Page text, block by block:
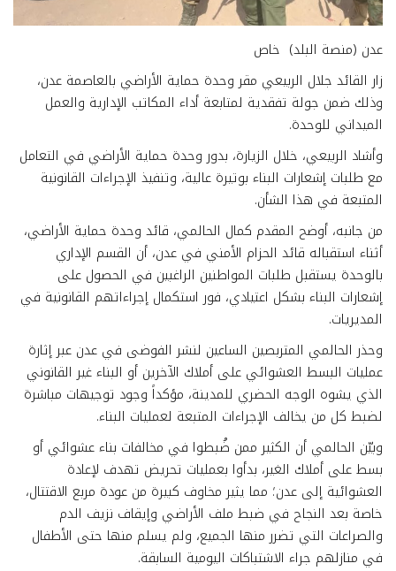
عدن (منصة البلد) خاص
زار القائد جلال الربيعي مقر وحدة حماية الأراضي بالعاصمة عدن،
وذلك ضمن جولة تفقدية لمتابعة أداء المكاتب الإدارية والعمل
الميداني للوحدة.
​وأشاد الربيعي، خلال الزيارة، بدور وحدة حماية الأراضي في التعامل
مع طلبات إشعارات البناء بوتيرة عالية، وتنفيذ الإجراءات القانونية
المتبعة في هذا الشأن.
​من جانبه، أوضح المقدم كمال الحالمي، قائد وحدة حماية الأراضي،
أثناء استقباله قائد الحزام الأمني في عدن، أن القسم الإداري
بالوحدة يستقبل طلبات المواطنين الراغبين في الحصول على
إشعارات البناء بشكل اعتيادي، فور استكمال إجراءاتهم القانونية في
المديريات.
​وحذر الحالمي المتربصين الساعين لنشر الفوضى في عدن عبر إثارة
عمليات البسط العشوائي على أملاك الآخرين أو البناء غير القانوني
الذي يشوه الوجه الحضري للمدينة، مؤكداً وجود توجيهات مباشرة
لضبط كل من يخالف الإجراءات المتبعة لعمليات البناء.
​وبيّن الحالمي أن الكثير ممن ضُبطوا في مخالفات بناء عشوائي أو
بسط على أملاك الغير، بدأوا بعمليات تحريض تهدف لإعادة
العشوائية إلى عدن؛ مما يثير مخاوف كبيرة من عودة مربع الاقتتال،
خاصة بعد النجاح في ضبط ملف الأراضي وإيقاف نزيف الدم
والصراعات التي تضرر منها الجميع، ولم يسلم منها حتى الأطفال
في منازلهم جراء الاشتباكات اليومية السابقة.